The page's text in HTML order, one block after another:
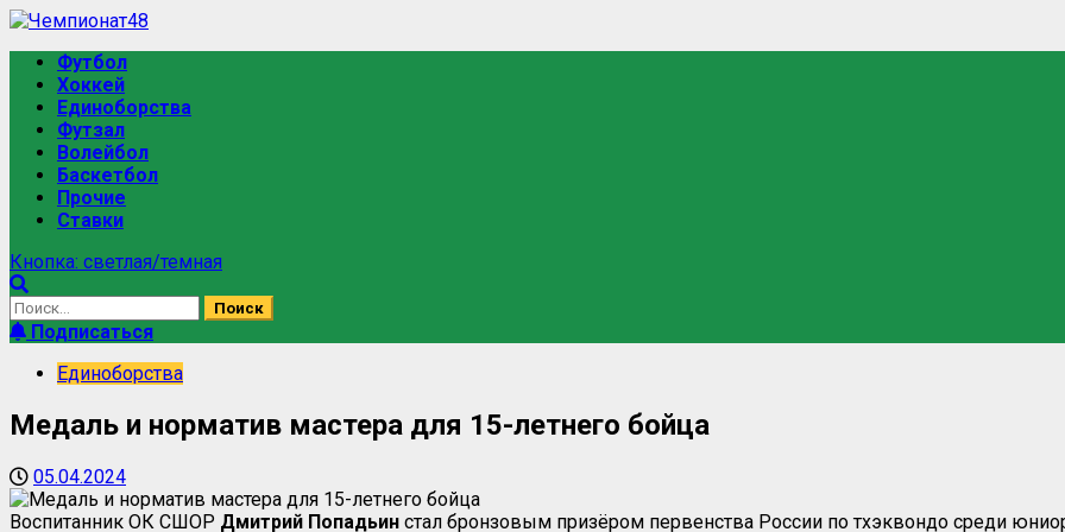
Футбол
Хоккей
Единоборства
Футзал
Волейбол
Баскетбол
Прочие
Ставки
Кнопка: светлая/темная
Подписаться
Единоборства
Медаль и норматив мастера для 15-летнего бойца
05.04.2024
Воспитанник ОК СШОР Дмитрий Попадьин стал бронзовым призёром первенства России по тхэквондо среди